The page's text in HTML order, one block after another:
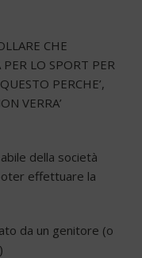
CHE
PER LO SPORT PER
PERCHE’,
VERRA’
della società
effettuare la
da un genitore (o